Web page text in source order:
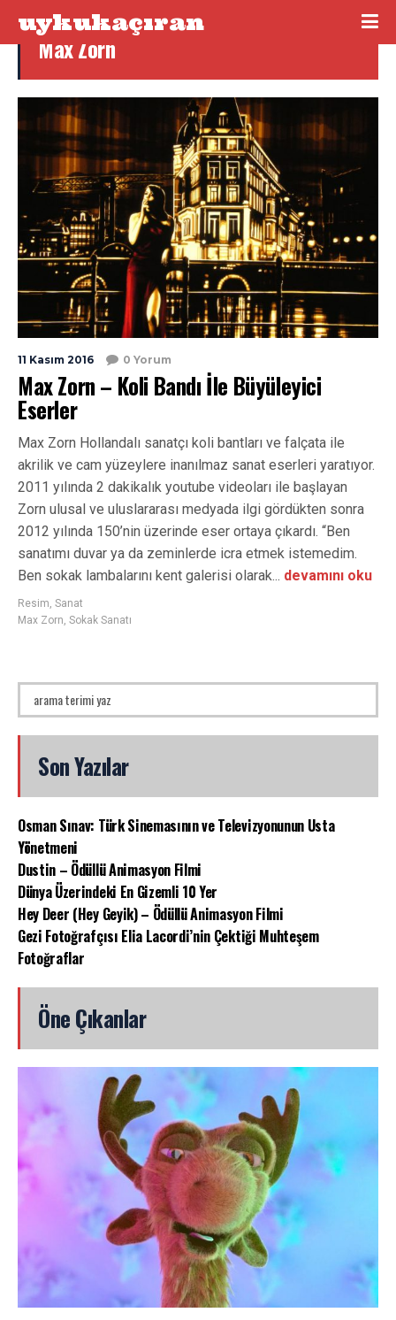
uykukaçıran
Max Zorn
11 Kasım 2016 0 Yorum
Max Zorn – Koli Bandı İle Büyüleyici
Eserler
Max Zorn Hollandalı sanatçı koli bantları ve falçata ile
akrilik ve cam yüzeylere inanılmaz sanat eserleri yaratıyor.
2011 yılında 2 dakikalık youtube videoları ile başlayan
Zorn ulusal ve uluslararası medyada ilgi gördükten sonra
2012 yılında 150’nin üzerinde eser ortaya çıkardı. “Ben
sanatımı duvar ya da zeminlerde icra etmek istemedim.
Ben sokak lambalarını kent galerisi olarak... devamını oku
Resim Sanat
Max Zorn Sokak Sanatı
Son Yazılar
Osman Sınav: Türk Sinemasının ve Televizyonunun Usta
Yönetmeni
Dustin – Ödüllü Animasyon Filmi
Dünya Üzerindeki En Gizemli 10 Yer
Hey Deer (Hey Geyik) – Ödüllü Animasyon Filmi
Gezi Fotoğrafçısı Elia Lacordi’nin Çektiği Muhteşem
Fotoğraflar
Öne Çıkanlar